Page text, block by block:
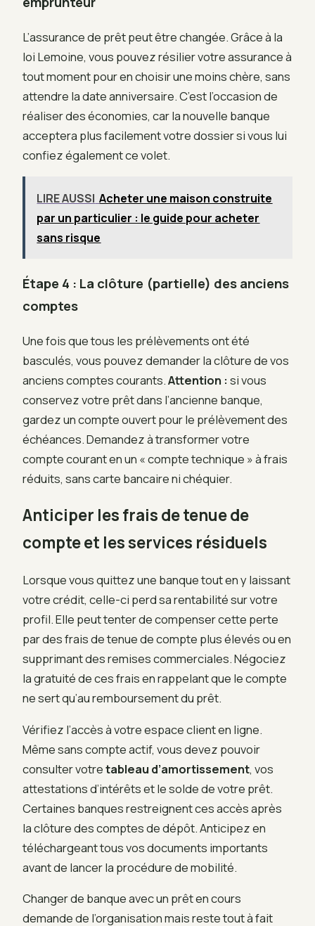
L’assurance de prêt peut être changée. Grâce à la
loi Lemoine, vous pouvez résilier votre assurance à
tout moment pour en choisir une moins chère, sans
attendre la date anniversaire. C’est l’occasion de
réaliser des économies, car la nouvelle banque
acceptera plus facilement votre dossier si vous lui
confiez également ce volet.
LIRE AUSSI Acheter une maison construite
par un particulier : le guide pour acheter
sans risque
Étape 4 : La clôture (partielle) des anciens
comptes
Une fois que tous les prélèvements ont été
basculés, vous pouvez demander la clôture de vos
anciens comptes courants.Attention : si vous
conservez votre prêt dans l’ancienne banque,
gardez un compte ouvert pour le prélèvement des
échéances. Demandez à transformer votre
compte courant en un « compte technique » à frais
réduits, sans carte bancaire ni chéquier.
Anticiper les frais de tenue de
compte et les services résiduels
Lorsque vous quittez une banque tout en y laissant
votre crédit, celle-ci perd sa rentabilité sur votre
profil. Elle peut tenter de compenser cette perte
par des frais de tenue de compte plus élevés ou en
supprimant des remises commerciales. Négociez
la gratuité de ces frais en rappelant que le compte
ne sert qu’au remboursement du prêt.
Vérifiez l’accès à votre espace client en ligne.
Même sans compte actif, vous devez pouvoir
consulter votretableau d’amortissement, vos
attestations d’intérêts et le solde de votre prêt.
Certaines banques restreignent ces accès après
la clôture des comptes de dépôt. Anticipez en
téléchargeant tous vos documents importants
avant de lancer la procédure de mobilité.
Changer de banque avec un prêt en cours
demande de l’organisation mais reste tout à fait